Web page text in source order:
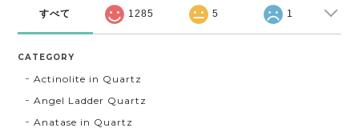
すべて 1285 5 1
CATEGORY
Actinolite in Quartz
Angel Ladder Quartz
Anatase in Quartz